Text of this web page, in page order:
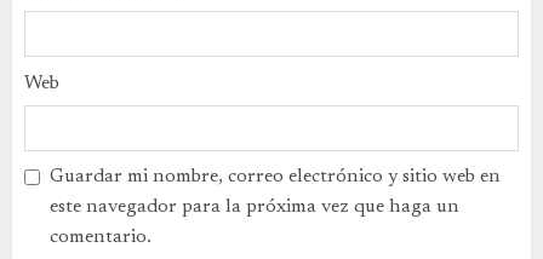
Web
Guardar mi nombre, correo electrónico y sitio web en
este navegador para la próxima vez que haga un
comentario.